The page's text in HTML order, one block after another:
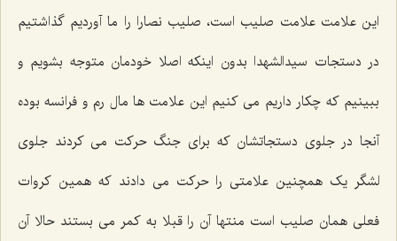
این علامت علامت صلیب است، صلیب نصارا را ما آوردیم گذاشتیم
در دستجات سیدالشهدا بدون اینکه اصلا خودمان متوجه بشویم و
ببینیم که چکار داریم می کنیم این علامت ها مال رم و فرانسه بوده
آنجا در جلوی دستجاتشان که برای جنگ حرکت می کردند جلوی
لشگر یک همچنین علامتی را حرکت می دادند که همین کروات
فعلی همان صلیب است منتها آن را قبلا به کمر می بستند حالا آن